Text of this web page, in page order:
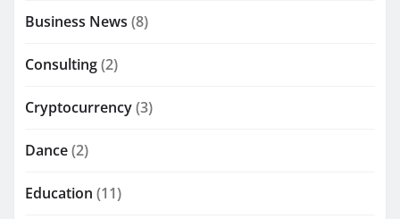
Business News (8)
Consulting(2)
Cryptocurrency(3)
Dance(2)
Education (11)